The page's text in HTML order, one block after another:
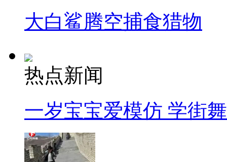
大白鲨腾空捕食猎物
热点新闻
一岁宝宝爱模仿 学街